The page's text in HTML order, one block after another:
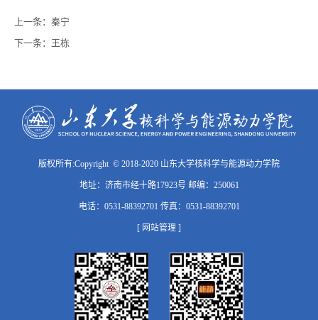
上一条： 秦宁
下一条： 王栋
版权所有:Copyright © 2018-2020 山东大学核科学与能源动力学院
地址：济南市经十路17923号 邮编：250061
电话：0531-88392701 传真：0531-88392701
[ 网站管理 ]